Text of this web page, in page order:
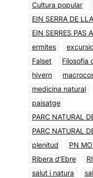
Cultura popular
EIN SERRA DE
EIN SERRES PAS
ermites
Falset
Filosofia
hivern
medicina natural
paisatge
PARC NATURAL
PARC NATURAL
plenitud
PN
Ribera d'Ebre
salut i natura